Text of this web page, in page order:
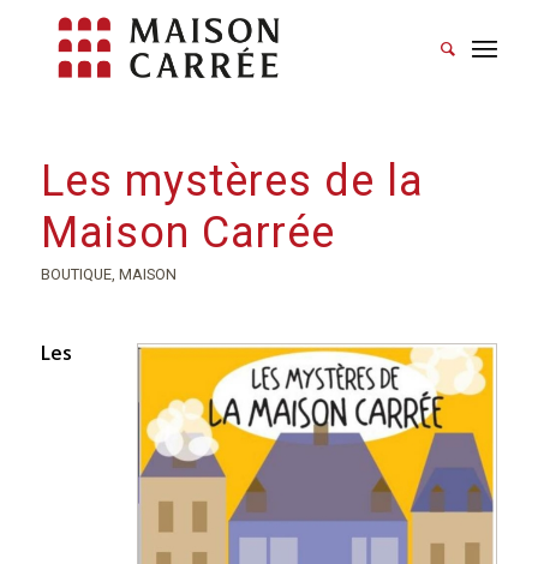
Les mystères de la
Maison Carrée
BOUTIQUE, MAISON
Les